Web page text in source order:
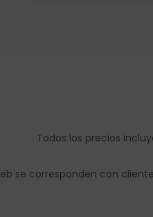
Todos los precios
se corresponden con